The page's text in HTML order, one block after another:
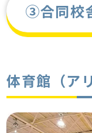
③合同校
体育館（ア